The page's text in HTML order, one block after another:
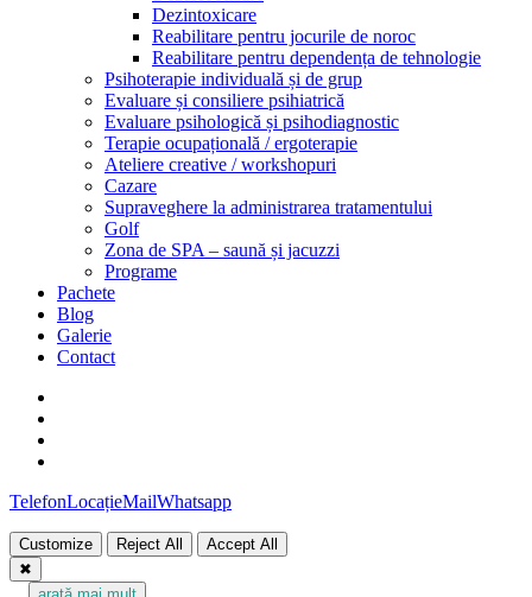
Dezintoxicare
Reabilitare pentru jocurile de noroc
Reabilitare pentru dependența de tehnologie
Psihoterapie individuală și de grup
Evaluare și consiliere psihiatrică
Evaluare psihologică și psihodiagnostic
Terapie ocupațională / ergoterapie
Ateliere creative / workshopuri
Cazare
Supraveghere la administrarea tratamentului
Golf
Zona de SPA – saună și jacuzzi
Programe
Pachete
Blog
Galerie
Contact
TelefonLocațieMailWhatsapp
Customize Reject All
Accept All
✖